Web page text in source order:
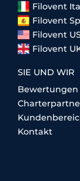
Filovent
Filovent
Filovent
Filovent
SIE UND WIR
Bewertungen
Kontakt